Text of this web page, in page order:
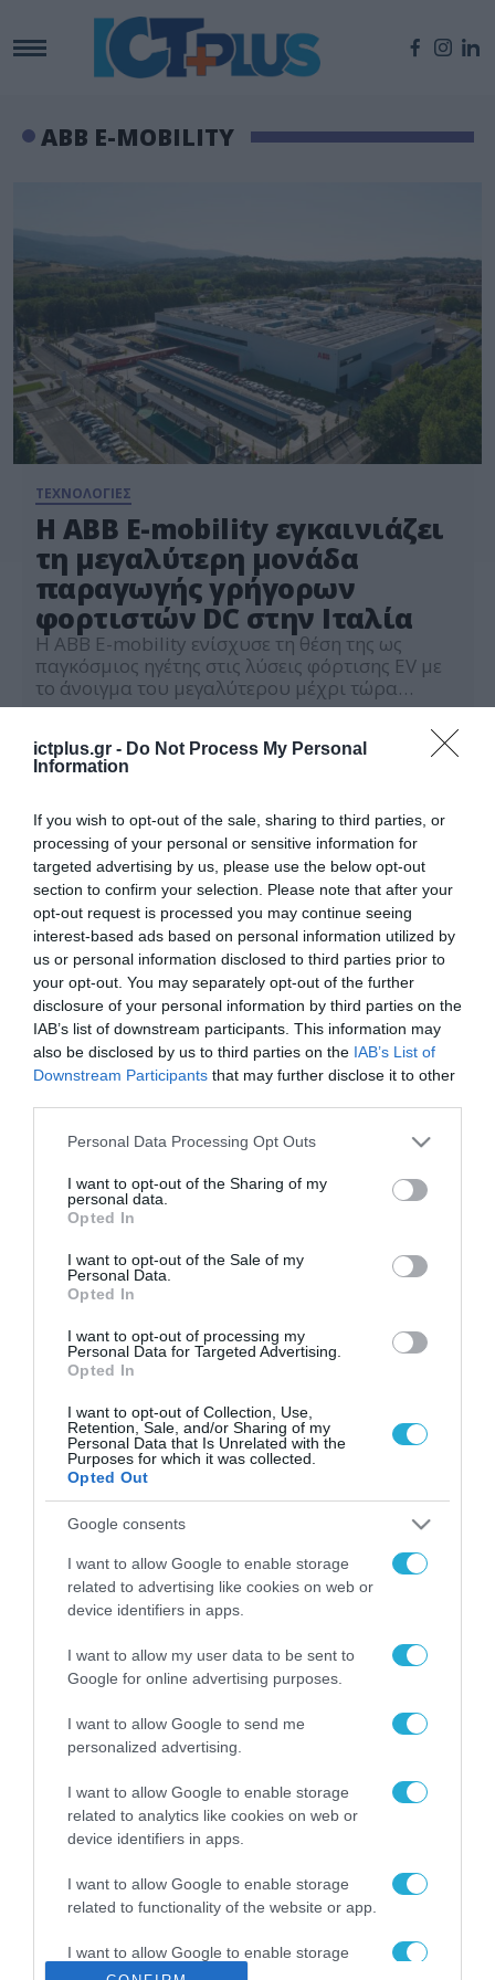
ictplus.gr - Do Not Process My Personal
Information
If you wish to opt-out of the sale, sharing to third parties, or
processing of your personal or sensitive information for
targeted advertising by us, please use the below opt-out
section to confirm your selection. Please note that after your
opt-out request is processed you may continue seeing
interest-based ads based on personal information utilized by
us or personal information disclosed to third parties prior to
your opt-out. You may separately opt-out of the further
disclosure of your personal information by third parties on the
IAB’s list of downstream participants. This information may
also be disclosed by us to third parties on the IAB’s List of
Downstream Participants that may further disclose it to other
Please note that this website/app uses one or more Google
not limited to your visit or usage behaviour. You may click to
grant or deny consent to Google and its third-party tags to
use your data for below specified purposes in below Google
consent section.
Personal Data Processing Opt Outs
I want to opt-out of the Sharing of my
personal data.
Opted In
I want to opt-out of the Sale of my
Personal Data.
Opted In
I want to opt-out of processing my
Personal Data for Targeted Advertising.
Opted In
I want to opt-out of Collection, Use,
Retention, Sale, and/or Sharing of my
Personal Data that Is Unrelated with the
Purposes for which it was collected.
Opted Out
Google consents
I want to allow Google to enable storage
related to advertising like cookies on web or
device identifiers in apps.
I want to allow my user data to be sent to
Google for online advertising purposes.
I want to allow Google to send me
personalized advertising.
I want to allow Google to enable storage
related to analytics like cookies on web or
device identifiers in apps.
I want to allow Google to enable storage
related to functionality of the website or app.
I want to allow Google to enable storage
related to personalization.
ABB E-MOBILITY
ΤΕΧΝΟΛΟΓΙΕΣ
Η ABB E-mobility εγκαινιάζει
τη μεγαλύτερη μονάδα
παραγωγής γρήγορων
φορτιστών DC στην Ιταλία
Η ABB E-mobility ενίσχυσε τη θέση της ως
παγκόσμιος ηγέτης στις λύσεις φόρτισης EV με
το άνοιγμα του μεγαλύτερου μέχρι τώρα
εργοστασίου παραγωγής γρήγορων φορτιστών
Excellence στο Valdarno της Τοσκάνης. Η
πλήρης σειρά λύσεων φόρτισης DC της ABB θα
καλύπτοντας τις ανάγκες ηλεκτροκίνησης σε […]
ΡΟΗ ΕΙΔΗΣΕΩΝ
Το χρηματοδοτούμενο
από την ΕΕ έργο “The
Gaming Police”
ενισχύει την ασφάλεια
των παιδιών στο
διαδίκτυο
31.07.2026
ΑΑΔΕ: Διευκρινίσεις
για τα πρόστιμα σε
αφορούν τους ΦΗΜ
Σ. Καλαφάτης: «Η
Τεχνητή Νοημοσύνη
δεν είναι απλώς μια
μια νέα βιομηχανική
επανάσταση»
Νέος οδηγός του ΕΚΤ
των ελληνικών